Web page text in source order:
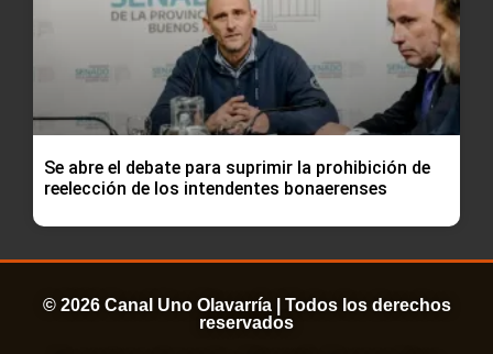
Se abre el debate para suprimir la prohibición de
reelección de los intendentes bonaerenses
© 2026 Canal Uno Olavarría | Todos los derechos
reservados